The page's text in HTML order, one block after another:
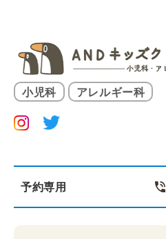
小児科 アレルギー科
予約専用